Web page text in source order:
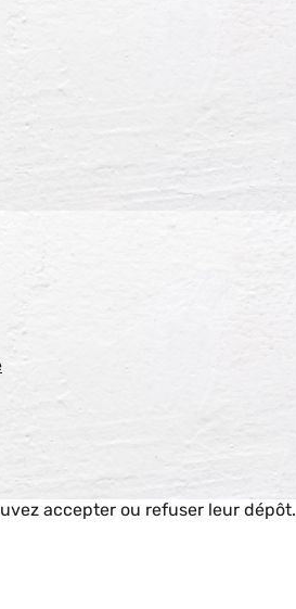
accepter ou refuser leur dépôt.